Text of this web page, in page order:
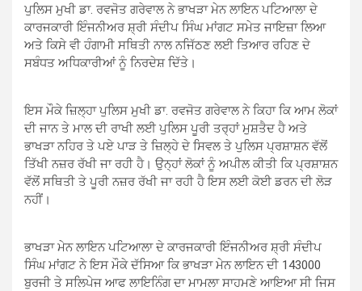
ਪੁਲਿਸ ਮੁਖੀ ਡਾ. ਰਵਜੋਤ ਗਰੇਵਾਲ ਨੇ ਭਾਖੜਾ ਮੇਨ ਲਾਇਨ ਪਟਿਆਲਾ ਦੇ
ਕਾਰਜਕਾਰੀ ਇੰਜਨੀਅਰ ਸ਼੍ਰੀ ਸੰਦੀਪ ਸਿੰਘ ਮਾਂਗਟ ਸਮੇਤ ਜਾਇਜ਼ਾ ਲਿਆ
ਅਤੇ ਕਿਸੇ ਵੀ ਹੰਗਾਮੀ ਸਥਿਤੀ ਨਾਲ ਨਜਿੱਠਣ ਲਈ ਤਿਆਰ ਰਹਿਣ ਦੇ
ਸਬੰਧਤ ਅਧਿਕਾਰੀਆਂ ਨੂੰ ਨਿਰਦੇਸ਼ ਦਿੱਤੇ।
ਇਸ ਮੌਕੇ ਜ਼ਿਲ੍ਹਾ ਪੁਲਿਸ ਮੁਖੀ ਡਾ. ਰਵਜੋਤ ਗਰੇਵਾਲ ਨੇ ਕਿਹਾ ਕਿ ਆਮ ਲੋਕਾਂ
ਦੀ ਜਾਨ ਤੇ ਮਾਲ ਦੀ ਰਾਖੀ ਲਈ ਪੁਲਿਸ ਪੂਰੀ ਤਰ੍ਹਾਂ ਮੁਸ਼ਤੈਦ ਹੈ ਅਤੇ
ਭਾਖੜਾ ਨਹਿਰ ਤੇ ਪਏ ਪਾੜ ਤੇ ਜ਼ਿਲ੍ਹੇ ਦੇ ਸਿਵਲ ਤੇ ਪੁਲਿਸ ਪ੍ਰਸ਼ਾਸ਼ਨ ਵੱਲੋਂ
ਤਿੱਖੀ ਨਜ਼ਰ ਰੱਖੀ ਜਾ ਰਹੀ ਹੈ। ਉਨ੍ਹਾਂ ਲੋਕਾਂ ਨੂੰ ਅਪੀਲ ਕੀਤੀ ਕਿ ਪ੍ਰਸ਼ਾਸ਼ਨ
ਵੱਲੋਂ ਸਥਿਤੀ ਤੇ ਪੂਰੀ ਨਜ਼ਰ ਰੱਖੀ ਜਾ ਰਹੀ ਹੈ ਇਸ ਲਈ ਕੋਈ ਡਰਨ ਦੀ ਲੋੜ
ਨਹੀਂ।
ਭਾਖੜਾ ਮੇਨ ਲਾਇਨ ਪਟਿਆਲਾ ਦੇ ਕਾਰਜਕਾਰੀ ਇੰਜਨੀਅਰ ਸ਼੍ਰੀ ਸੰਦੀਪ
ਸਿੰਘ ਮਾਂਗਟ ਨੇ ਇਸ ਮੌਕੇ ਦੱਸਿਆ ਕਿ ਭਾਖੜਾ ਮੇਨ ਲਾਇਨ ਦੀ 143000
ਬੁਰਜੀ ਤੇ ਸਲਿਪੇਜ ਆਫ ਲਾਇਨਿੰਗ ਦਾ ਮਾਮਲਾ ਸਾਹਮਣੇ ਆਇਆ ਸੀ ਜਿਸ